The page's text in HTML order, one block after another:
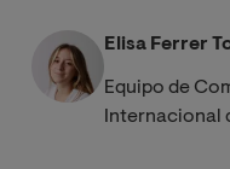
Elisa Ferrer
Equipo de
Internacional